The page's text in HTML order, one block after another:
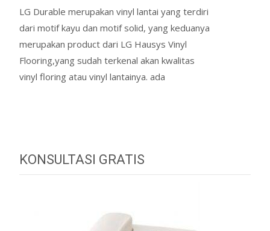
LG Durable merupakan vinyl lantai yang terdiri
dari motif kayu dan motif solid, yang keduanya
merupakan product dari LG Hausys Vinyl
Flooring,yang sudah terkenal akan kwalitas
vinyl floring atau vinyl lantainya. ada
KONSULTASI GRATIS